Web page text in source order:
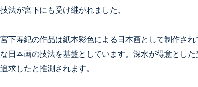
技法が宮下にも受け継がれました。
宮下寿紀の作品は紙本彩色による日本画として制作さ
な日本画の技法を基盤としています。深水が得意とし
追求したと推測されます。